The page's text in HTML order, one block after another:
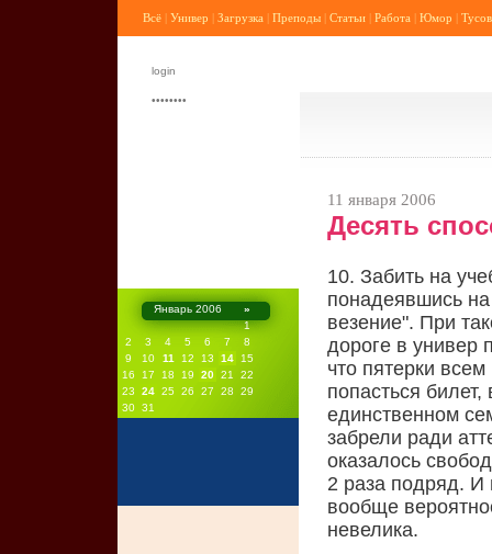
Всё | Универ | Загрузка | Преподы | Статьи | Работа | Юмор |
Январь 2006
»
1
2
3 4 5 6 7
8
9
10 11 12 13 14
15
16
17 18 19 20 21
22
23
24 25 26 27 28
29
30 31
11 января 2006
Десять
10. Забить на
понадеявшись
везение". При
дороге в универ
что пятерки
попасться
единственном
забрели ради
оказалось
2 раза подряд. И
вообще
невелика.